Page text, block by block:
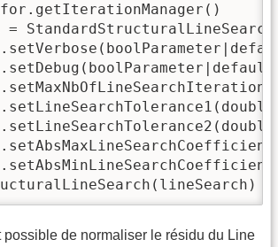
=
possible de normaliser le résidu du Line